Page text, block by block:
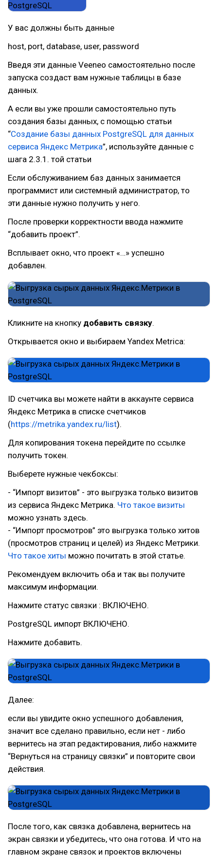
У вас должны быть данные
host, port, database, user, password
Введя эти данные Veeneo самостоятельно после
запуска создаст вам нужные таблицы в базе
данных.
А если вы уже прошли самостоятельно путь
создания базы данных, с помощью статьи
“Создание базы данных PostgreSQL для данных
сервиса Яндекс Метрика”, используйте данные с
шага 2.3.1. той статьи
Если обслуживанием баз данных занимается
программист или системный администратор, то
эти данные нужно получить у него.
После проверки корректности ввода нажмите
“добавить проект”.
Всплывает окно, что проект «…» успешно
добавлен.
Кликните на кнопку добавить связку.
Открывается окно и выбираем Yandex Metrica:
ID счетчика вы можете найти в аккаунте сервиса
Яндекс Метрика в списке счетчиков
(https://metrika.yandex.ru/list).
Для копирования токена перейдите по ссылке
получить токен.
Выберете нужные чекбоксы:
- “Импорт визитов” - это выгрузка только визитов
из сервиса Яндекс Метрика. Что такое визиты
можно узнать здесь.
- “Импорт просмотров” это выгрузка только хитов
(просмотров страниц и целей) из Яндекс Метрики.
Что такое хиты можно почитать в этой статье.
Рекомендуем включить оба и так вы получите
максимум информации.
Нажмите статус связки : ВКЛЮЧЕНО.
PostgreSQL импорт ВКЛЮЧЕНО.
Нажмите добавить.
Далее:
если вы увидите окно успешного добавления,
значит все сделано правильно, если нет - либо
вернитесь на этап редактирования, либо нажмите
“Вернуться на страницу связки” и повторите свои
действия.
После того, как связка добавлена, вернитесь на
экран связки и убедитесь, что она готова. И что на
главном экране связок и проектов включены